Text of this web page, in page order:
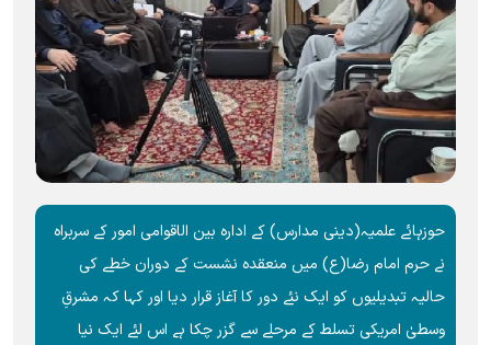
حوزہائے علمیہ(دینی مدارس) کے ادارہ بین الاقوامی امور کے سربراہ
نے حرم امام رضا(ع) میں منعقدہ نشست کے دوران خطے کی
حالیہ تبدیلیوں کو ایک نئے دور کا آغاز قرار دیا اور کہا کہ مشرقِ
وسطیٰ امریکی تسلط کے مرحلے سے گزر چکا ہے اس لئے ایک نیا